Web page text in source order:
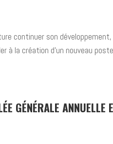
continuer son développement,
à la création d’un nouveau
GÉNÉRALE ANNUELLE